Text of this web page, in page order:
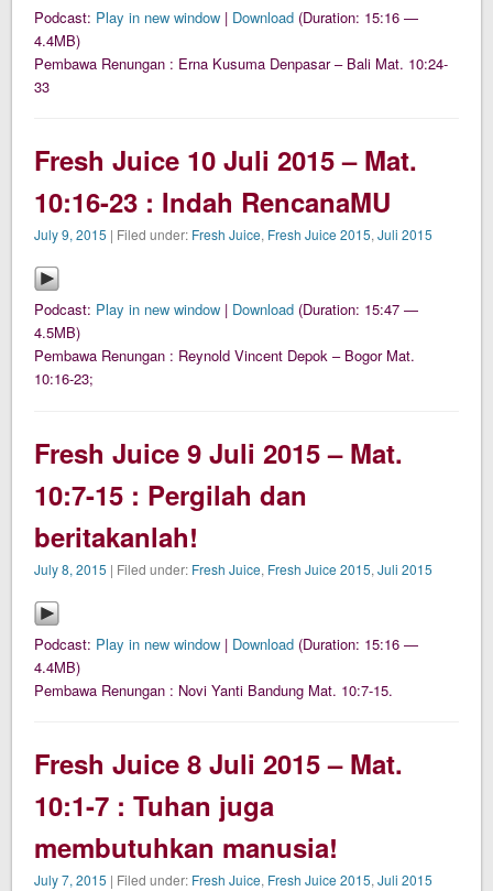
Podcast: Play in new window | Download (Duration: 15:16 —
4.4MB)
Pembawa Renungan : Erna Kusuma Denpasar – Bali Mat. 10:24-
33
Fresh Juice 10 Juli 2015 – Mat.
10:16-23 : Indah RencanaMU
July 9, 2015 | Filed under: Fresh Juice, Fresh Juice 2015,Juli 2015
Podcast: Play in new window | Download (Duration: 15:47 —
4.5MB)
Pembawa Renungan : Reynold Vincent Depok – Bogor Mat.
10:16-23;
Fresh Juice 9 Juli 2015 – Mat.
10:7-15 : Pergilah dan
beritakanlah!
July 8, 2015 | Filed under: Fresh Juice, Fresh Juice 2015,Juli 2015
Podcast: Play in new window | Download (Duration: 15:16 —
4.4MB)
Pembawa Renungan : Novi Yanti Bandung Mat. 10:7-15.
Fresh Juice 8 Juli 2015 – Mat.
10:1-7 : Tuhan juga
membutuhkan manusia!
July 7, 2015 | Filed under: Fresh Juice, Fresh Juice 2015,Juli 2015